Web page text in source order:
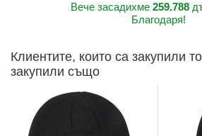
Вече засадихме 259.788
Благодаря!
Клиентите, които са закупили
закупили също